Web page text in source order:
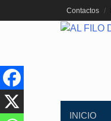
al
Contactos
INICIO